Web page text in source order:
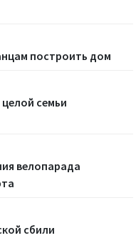
построить дом
семьи
велопарада
сбили